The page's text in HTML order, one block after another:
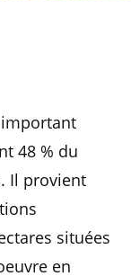
48 % du
Il provient
situées
en